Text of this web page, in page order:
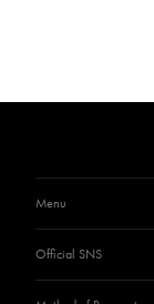
Menu
Privacy Policy
Official SNS